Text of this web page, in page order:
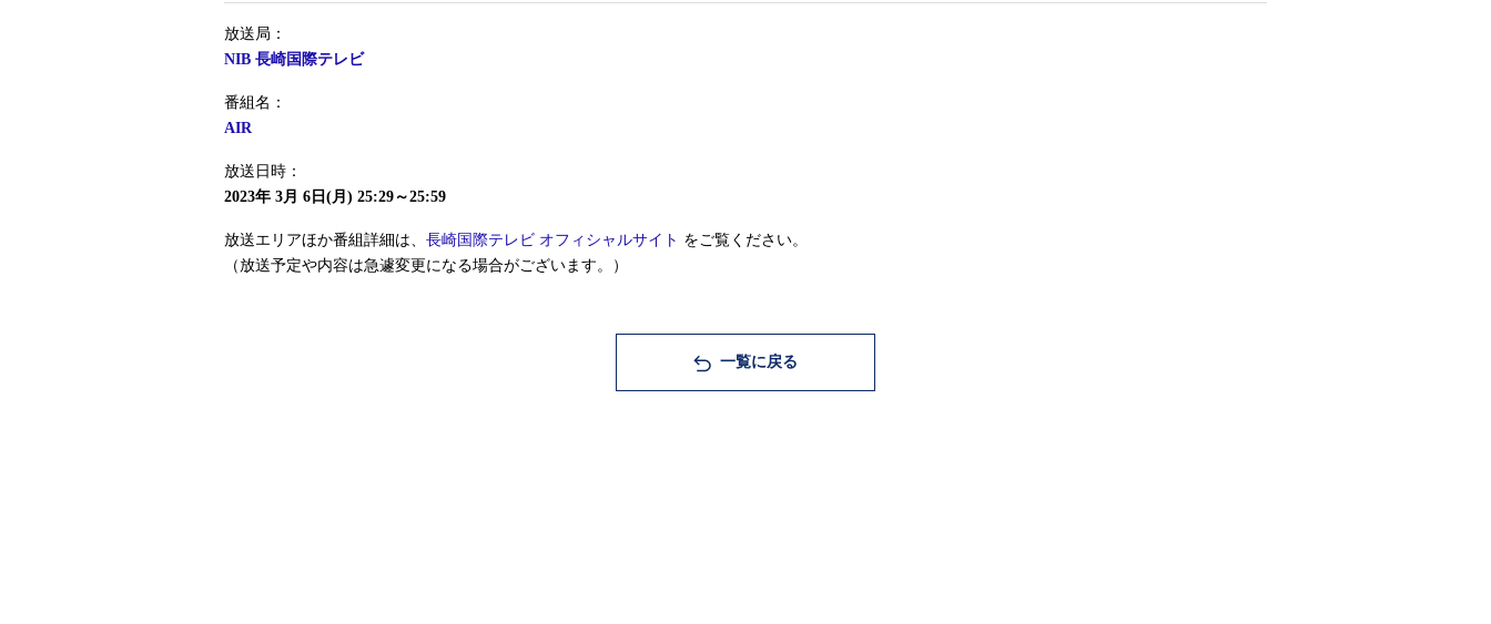
放送局：
NIB 長崎国際テレビ
番組名：
AIR
放送日時：
2023年 3月 6日(月) 25:29～25:59
放送エリアほか番組詳細は、 長崎国際テレビ オフィシャルサイト をご覧ください。
（放送予定や内容は急遽変更になる場合がございます。）
一覧に戻る